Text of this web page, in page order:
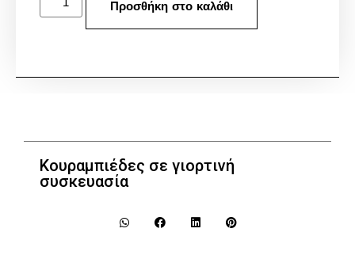
Προσθήκη στο καλάθι
Κουραμπιέδες σε γιορτινή
συσκευασία